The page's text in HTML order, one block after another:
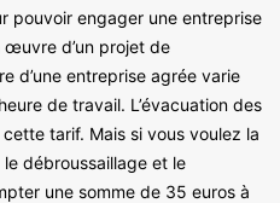
pouvoir engager une entreprise
œuvre d’un projet de
d’une entreprise agrée varie
de travail. L’évacuation des
tarif. Mais si vous voulez la
débroussaillage et le
une somme de 35 euros à